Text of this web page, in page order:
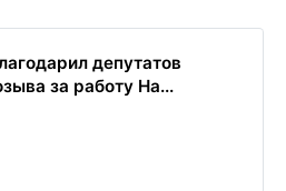
депутатов
за работу На...